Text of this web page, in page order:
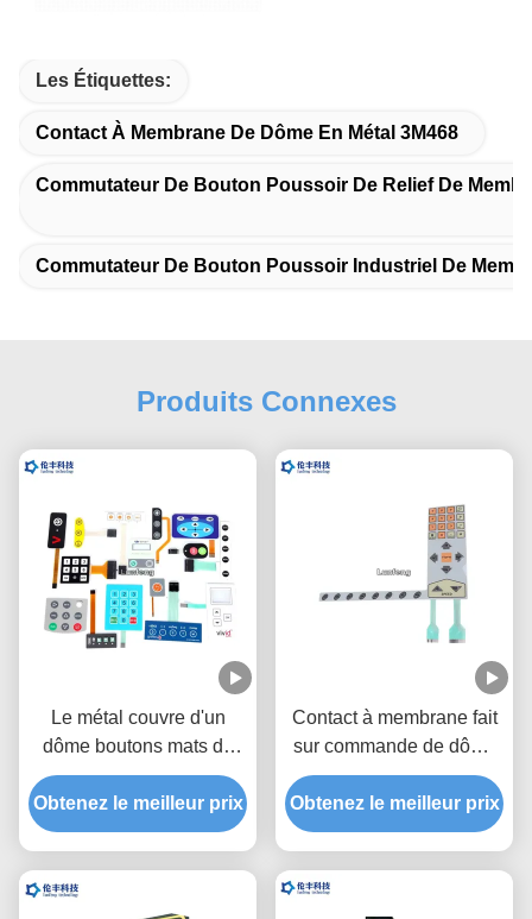
Les Étiquettes:
Contact À Membrane De Dôme En Métal 3M468
Commutateur De Bouton Poussoir De Relief De
Commutateur De Bouton Poussoir Industriel De
Produits Connexes
Le métal couvre d'un
dôme boutons mats de
commutateur de clavier
de membrane/brillants
faits sur commande
Obtenez le meilleur prix
Contact à membrane fait
sur commande de dôme
en métal de polyester,
commutateur tactile de
dôme en métal de deux
Obtenez le meilleur prix